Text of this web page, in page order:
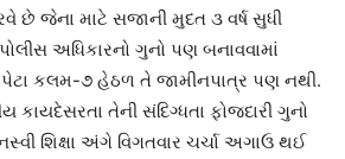
છે જેના માટે સજાની મુદત ૩ વર્ષ સુધી
અધિકારનો ગુનો પણ બનાવવામાં
કલમ-૭ હેઠળ તે જામીનપાત્ર પણ નથી.
તેની સંદિગ્ધતા ફોજદારી ગુનો
શિક્ષા અંગે વિગતવાર ચર્ચા અગાઉ થઈ